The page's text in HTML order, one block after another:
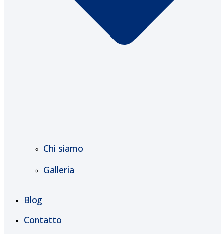
Chi siamo
Galleria
Blog
Contatto